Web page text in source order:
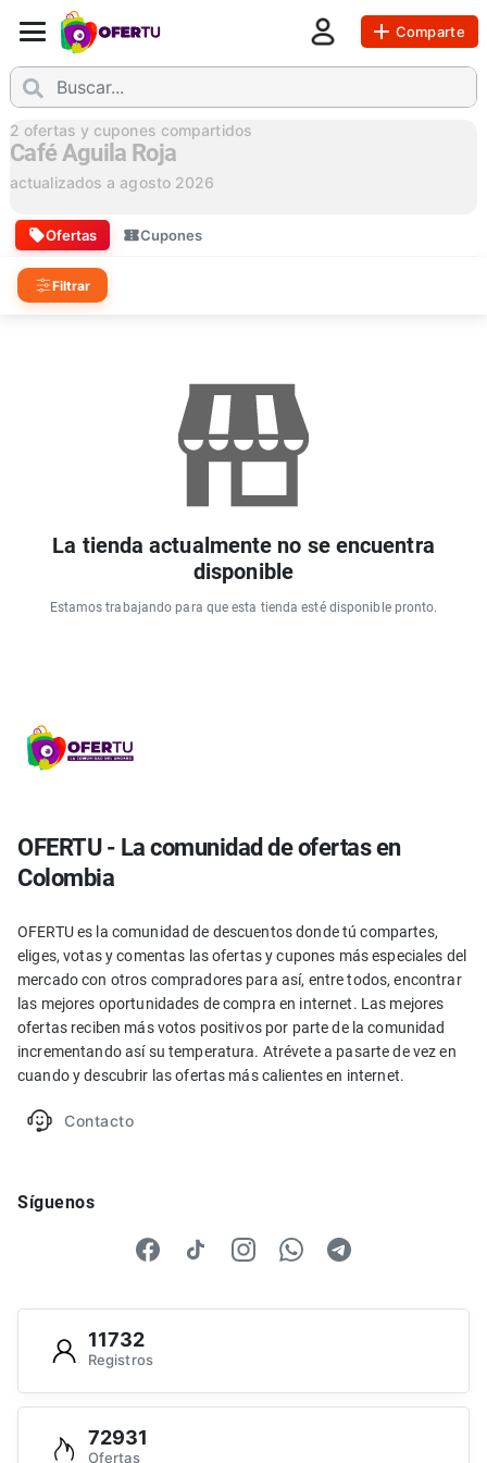
Comparte
2 ofertas y cupones compartidos
Café Aguila Roja
actualizados a agosto 2026
Ofertas Cupones
Filtrar
La tienda actualmente no se encuentra
disponible
Estamos trabajando para que esta tienda esté disponible pronto.
OFERTU - La comunidad de ofertas en
Colombia
OFERTU es la comunidad de descuentos donde tú compartes,
eliges, votas y comentas las ofertas y cupones más especiales del
mercado con otros compradores para así, entre todos, encontrar
las mejores oportunidades de compra en internet. Las mejores
ofertas reciben más votos positivos por parte de la comunidad
incrementando así su temperatura. Atrévete a pasarte de vez en
cuando y descubrir las ofertas más calientes en internet.
Contacto
Síguenos
11732
Registros
72931
Ofertas